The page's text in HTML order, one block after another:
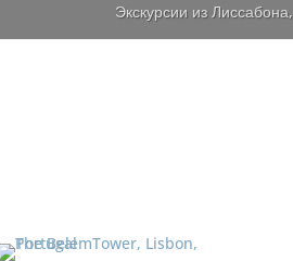
Экскурсии из Лиссабона,